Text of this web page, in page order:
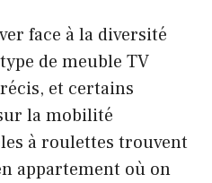
face à la diversité
de meuble TV
et certains
la mobilité
à roulettes trouvent
appartement où on